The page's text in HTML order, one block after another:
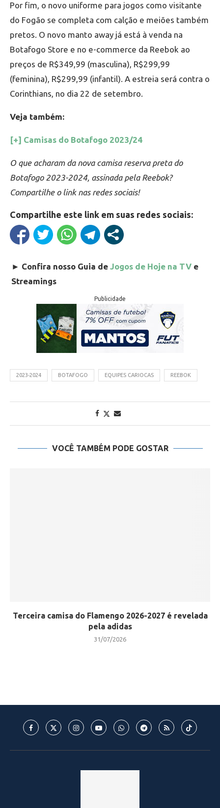
Por fim, o novo uniforme para jogos como visitante
do Fogão se completa com calção e meiões também
pretos. O novo manto away já está à venda na
Botafogo Store e no e-commerce da Reebok ao
preços de R$349,99 (masculina), R$299,99
(feminina), R$299,99 (infantil). A estreia será contra o
Corinthians, no dia 22 de setembro.
Veja também:
[+] Camisas do Botafogo 2023/24
O que acharam da nova camisa reserva preta do
Botafogo 2023-2024, assinada pela Reebok?
Compartilhe o link nas redes sociais!
Compartilhe este link em suas redes sociais:
► Confira nosso Guia de Jogos de Hoje na TV e
Streamings
Publicidade
2023-2024 BOTAFOGO EQUIPES CARIOCAS REEBOK
VOCÊ TAMBÉM PODE GOSTAR
Terceira camisa do Flamengo 2026-2027 é revelada
pela adidas
31/07/2026